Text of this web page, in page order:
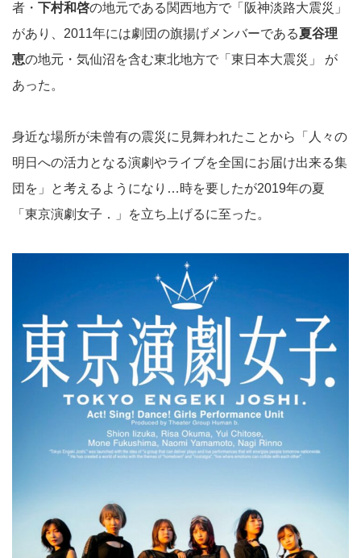
者・ 下村和啓の地元である関西地方で「阪神淡路大震災」
があり、2011年には劇団の旗揚げメンバーである夏谷理
恵の地元・気仙沼を含む東北地方で「東日本大震災」 が
あった。
身近な場所が未曾有の震災に見舞われたことから「人々の
明日への活力となる演劇やライブを全国にお届け出来る集
団を」と考えるようになり…時を要したが2019年の夏
「東京演劇女子．」を立ち上げるに至った。